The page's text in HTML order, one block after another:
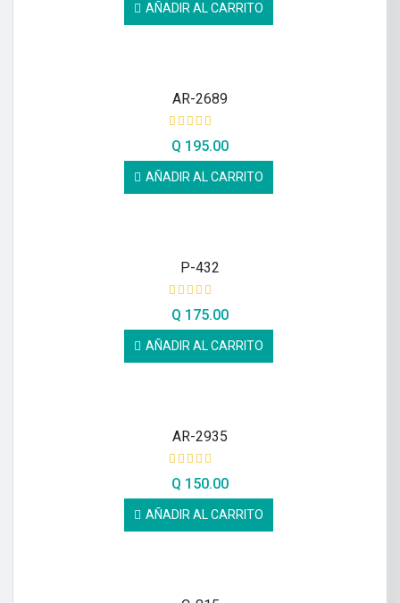
AÑADIR AL CARRITO
AR-2689
Q 195.00
AÑADIR AL CARRITO
P-432
Q 175.00
AÑADIR AL CARRITO
AR-2935
Q 150.00
AÑADIR AL CARRITO